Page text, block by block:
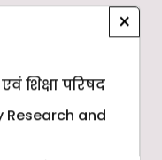
×
शिक्षा परिषद
Research and